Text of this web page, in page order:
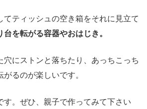
てティッシュの空き箱をそれに見立て
台を転がる容器やおはじき。
穴にストンと落ちたり、あっちこっち
るのが楽しいです。
す。ぜひ、親子で作ってみて下さい